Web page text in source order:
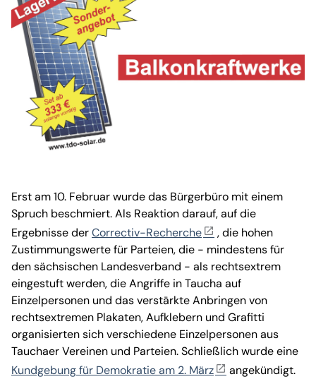
Erst am 10. Februar wurde das Bürgerbüro mit einem
Spruch beschmiert. Als Reaktion darauf, auf die
Ergebnisse derCorrectiv-Recherche
, die hohen
Zustimmungswerte für Parteien, die - mindestens für
den sächsischen Landesverband - als rechtsextrem
eingestuft werden, die Angriffe in Taucha auf
Einzelpersonen und das verstärkte Anbringen von
rechtsextremen Plakaten, Aufklebern und Grafitti
organisierten sich verschiedene Einzelpersonen aus
Tauchaer Vereinen und Parteien. Schließlich wurde eine
Kundgebung für Demokratie am 2. März
angekündigt.